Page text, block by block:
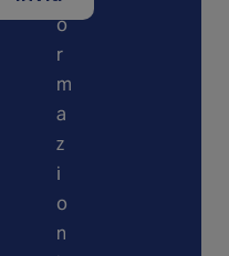
o
r
m
a
z
i
o
n